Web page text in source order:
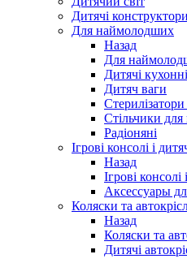
Дитячі конструктори
Для наймолодших
Назад
Для
Дитячі
Дитяч ваги
Стерилізатори
Стільчики для
Радіоняні
Ігрові консолі і
Назад
Ігрові
Аксессуары
Коляски та
Назад
Коляски та
Дитячі